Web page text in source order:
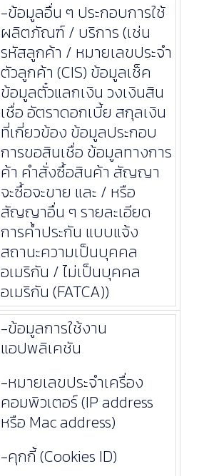
-ข้อมูลอื่น ๆ ประกอบการใช้
ผลิตภัณฑ์ / บริการ (เช่น
รหัสลูกค้า / หมายเลขประจำ
ตัวลูกค้า (CIS) ข้อมูลเช็ค
ข้อมูลตั๋วแลกเงิน วงเงินสิน
เชื่อ อัตราดอกเบี้ย สกุลเงิน
ที่เกี่ยวข้อง ข้อมูลประกอบ
การขอสินเชื่อ ข้อมูลทางการ
ค้า คำสั่งซื้อสินค้า สัญญา
จะซื้อจะขาย และ / หรือ
สัญญาอื่น ๆ รายละเอียด
การค้ำประกัน แบบแจ้ง
สถานะความเป็นบุคคล
อเมริกัน / ไม่เป็นบุคคล
อเมริกัน (FATCA))
-ข้อมูลการใช้งาน
แอปพลิเคชัน
-หมายเลขประจำเครื่อง
คอมพิวเตอร์ (IP address
หรือ Mac address)
-คุกกี้ (Cookies ID)